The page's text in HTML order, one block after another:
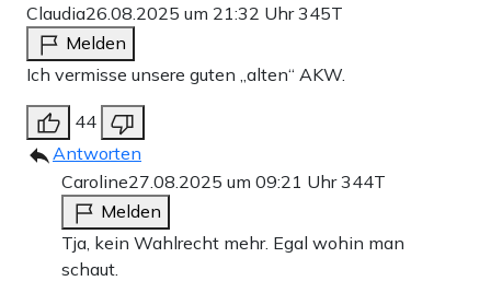
Claudia26.08.2025 um 21:32 Uhr345T
Melden
Ich vermisse unsere guten „alten“ AKW.
44
Antworten
Caroline27.08.2025 um 09:21 Uhr344T
Melden
Tja, kein Wahlrecht mehr. Egal wohin man
schaut.